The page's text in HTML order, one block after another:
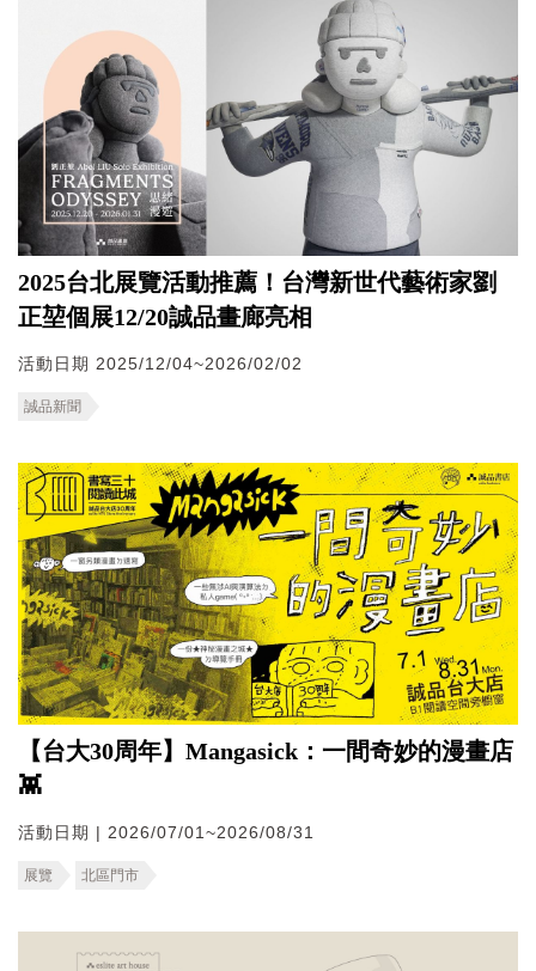
2025台北展覽活動推薦！台灣新世代藝術家劉
正堃個展12/20誠品畫廊亮相
活動日期 2025/12/04~2026/02/02
誠品新聞
【台大30周年】Mangasick：一間奇妙的漫畫店
👾
活動日期 | 2026/07/01~2026/08/31
展覽 北區門市